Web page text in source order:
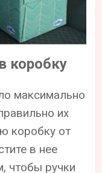
коробку
максимально
их
коробку от
в нее
чтобы ручки